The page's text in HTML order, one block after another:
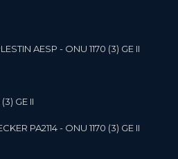
AESP - ONU 1170 (3) GE II
GE II
PA2114 - ONU 1170 (3) GE II